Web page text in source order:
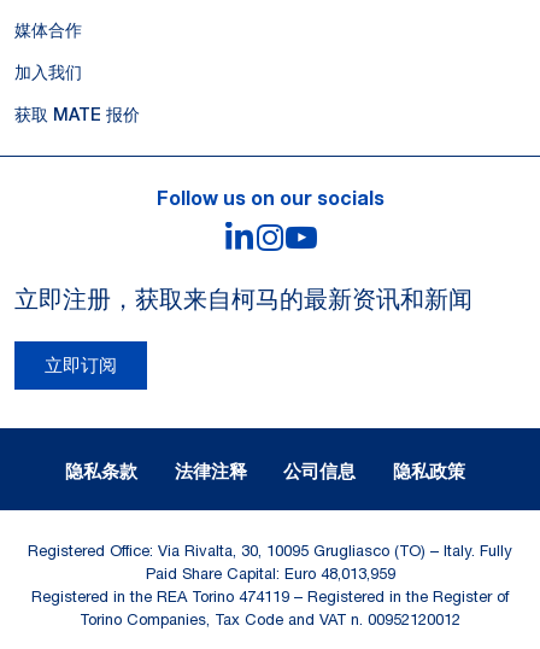
媒体合作
加入我们
获取 MATE 报价
Follow us on our socials
LinkedIn
Instagram
立即注册，获取来自柯马的最新资讯和新闻
立即订阅
隐私条款 法律注释 公司信息 隐私政策
Registered Office: Via Rivalta, 30, 10095 Grugliasco (TO) – Italy. Fully
Paid Share Capital: Euro 48,013,959
Registered in the REA Torino 474119 – Registered in the Register of
Torino Companies, Tax Code and VAT n. 00952120012